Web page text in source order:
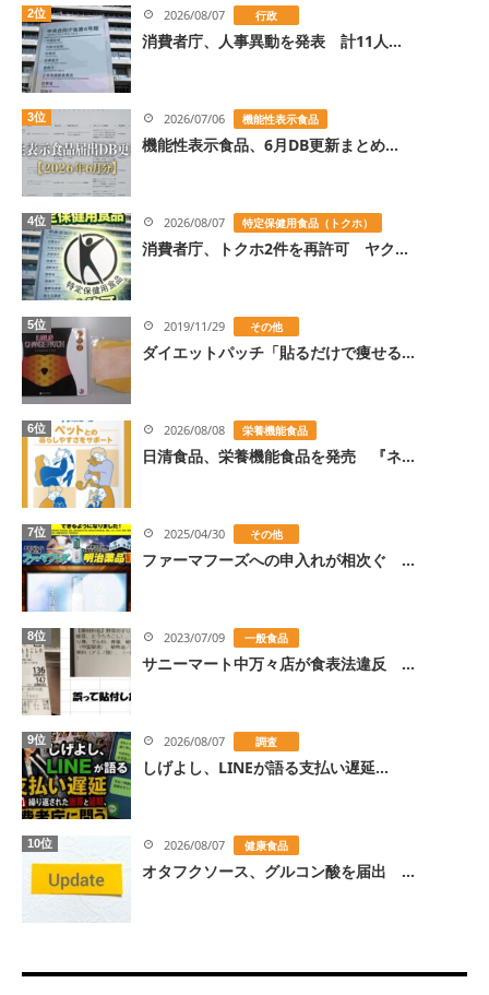
2位 2026/08/07 行政
消費者庁、人事異動を発表 計11人...
3位 2026/07/06 機能性表示食品
機能性表示食品、6月DB更新まとめ...
4位 2026/08/07 特定保健用食品（トクホ）
消費者庁、トクホ2件を再許可 ヤク...
5位 2019/11/29 その他
ダイエットパッチ「貼るだけで痩せる...
6位 2026/08/08 栄養機能食品
日清食品、栄養機能食品を発売 『ネ...
7位 2025/04/30 その他
ファーマフーズへの申入れが相次ぐ ...
8位 2023/07/09 一般食品
サニーマート中万々店が食表法違反 ...
9位 2026/08/07 調査
しげよし、LINEが語る支払い遅延...
10位 2026/08/07 健康食品
オタフクソース、グルコン酸を届出 ...